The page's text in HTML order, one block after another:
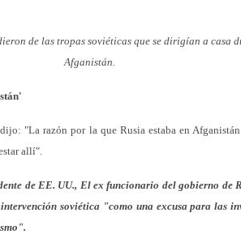
de las tropas soviéticas que se dirigían a casa
Afganistán.
"La razón por la que Rusia estaba en
allí".
de EE. UU., El ex funcionario del gobierno de
soviética "como una excusa para las